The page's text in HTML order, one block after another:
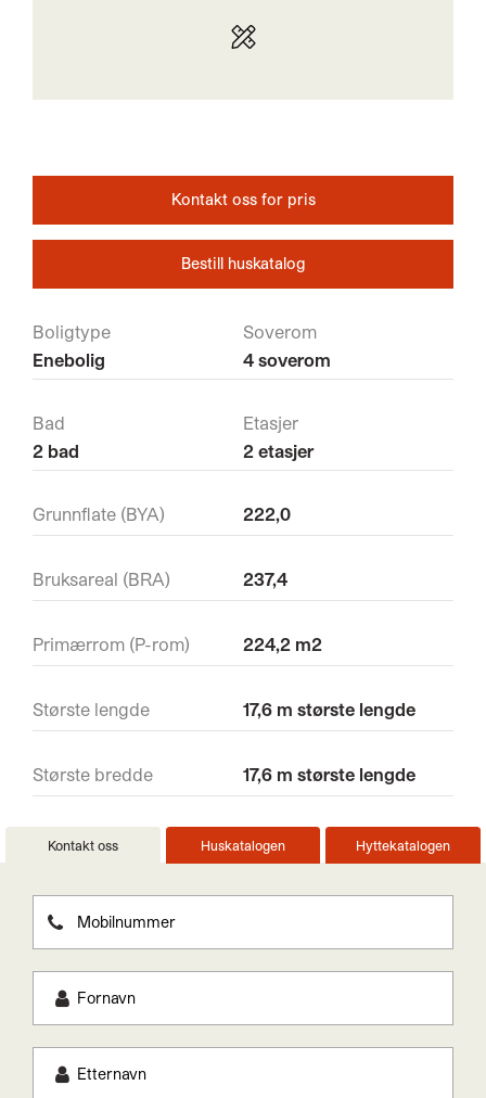
Kontakt oss for pris
Bestill huskatalog
Boligtype
Enebolig
Soverom
4 soverom
Bad
2 bad
Etasjer
2 etasjer
Grunnflate (BYA) 222,0
Bruksareal (BRA) 237,4
Primærrom (P-rom) 224,2 m2
Største lengde 17,6 m største lengde
Største bredde 17,6 m største lengde
Kontakt oss Huskatalogen Hyttekatalogen